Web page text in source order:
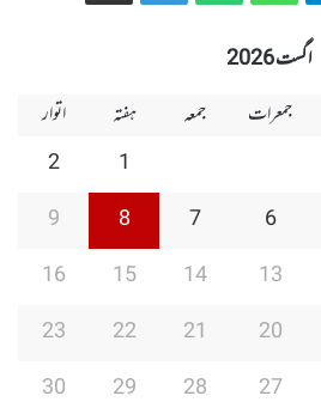
اگست 2026
جمعرات جمعہ ہفتہ
اتوار
1
2
6
7
8
9
13
14
15
16
20
21
22
23
27
28
29
30